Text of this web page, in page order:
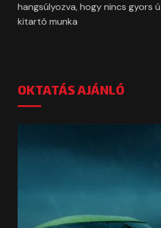
hangsúlyozva, hogy nincs gyors
kitartó munka
OKTATÁS AJÁNLÓ